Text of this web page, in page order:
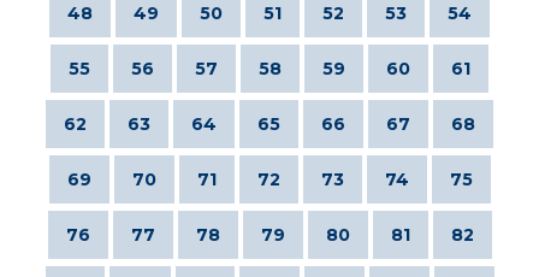
48 49 50 51 52 53 54
55 56 57 58 59 60 61
62 63 64 65 66 67 68
69 70 71 72 73 74 75
76 77 78 79 80 81 82